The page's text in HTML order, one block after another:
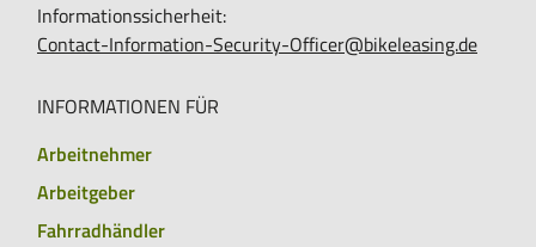
Informationssicherheit:
Contact-Information-Security-Officer@bikeleasing.de
INFORMATIONEN FÜR
Arbeitnehmer
Arbeitgeber
Fahrradhändler